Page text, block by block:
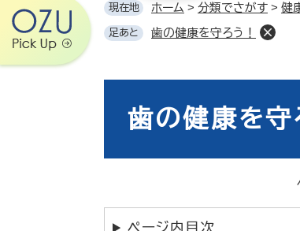
て
現在地 ホーム > 分類でさがす > 健
足あと 歯の健康を守ろう！
歯の健康を守
ページ内目次